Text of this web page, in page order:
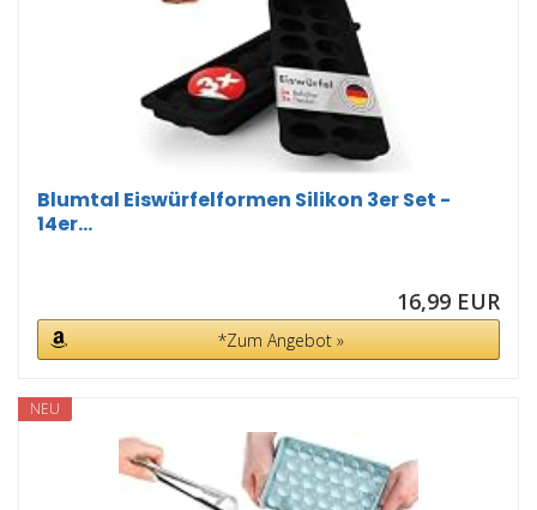
Blumtal Eiswürfelformen Silikon 3er Set -
14er...
16,99 EUR
*Zum Angebot »
NEU